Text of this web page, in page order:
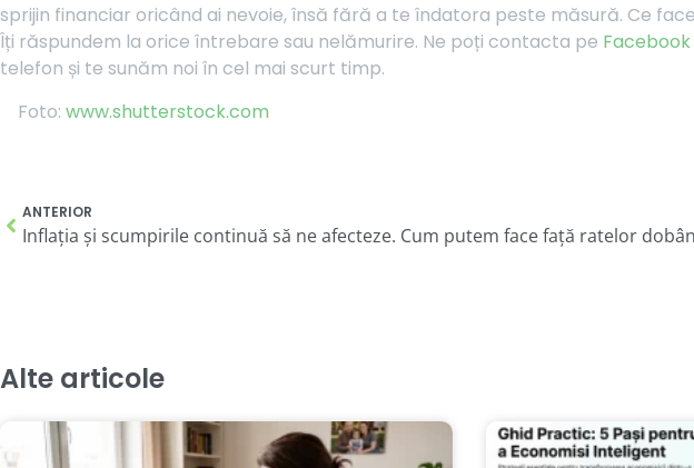
sprijin financiar oricând ai nevoie, însă fără a te îndatora peste măsură. Ce
Îți răspundem la orice întrebare sau nelămurire. Ne poți contacta pe
telefon și te sunăm noi în cel mai scurt timp.
Foto: www.shutterstock.com
ANTERIOR
Alte articole